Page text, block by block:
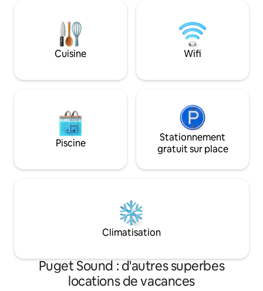
remplie d'appareils en acier inoxydable.
Laissez-vous inspirer : espace studio
séparé pour créer, écrire, pratiquer le
yoga, méditer, dessiner, lire, terminer
Faites des choses que vous n'avez pas
vinyle Sonos
communautaires
jacuzzi Terrains
Aire de jeu pour
Kayak, rampe de
Cuisine Wifi
Piscine
Stationnement
gratuit sur place
Climatisation
Puget Sound : d'autres superbes
locations de vacances